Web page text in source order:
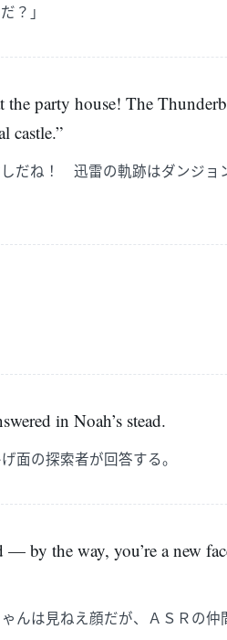
？」
party house! The
castle.”
だね！ 迅雷の軌跡はダンジョ
in Noah’s stead.
面の探索者が回答する。
by the way, you’re a new
んは見ねえ顔だが、ＡＳＲの仲